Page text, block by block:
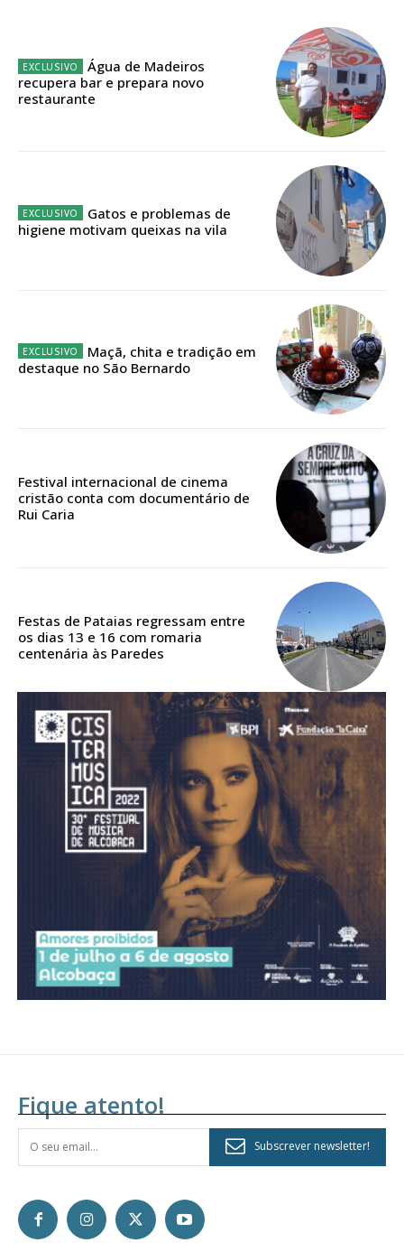
Escolha o plano de assinatura desejado:
32€
Edição em papel entregue à Quinta-feira em sua
casa
Acesso ao conteúdo online
Acesso aos conteúdos Exclusivos para
Escolha o plano
DIGITAL ANUAL
16
12 meses
Acesso ao conteúdo online
Acesso aos conteúdos Exclusivos para
assinantes
Ofertas para assinatura anual
Escolha o plano
Água de Madeiros
recupera bar e prepara novo
restaurante
Gatos e problemas de
higiene motivam queixas na vila
Maçã, chita e tradição em
destaque no São Bernardo
Festival internacional de cinema
cristão conta com documentário de
Rui Caria
Festas de Pataias regressam entre
os dias 13 e 16 com romaria
centenária às Paredes
Fique atento!
Subscrever newsletter!